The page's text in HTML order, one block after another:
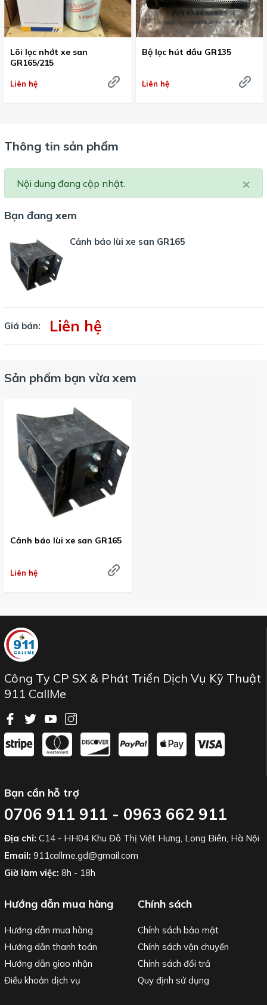
Lõi lọc nhớt xe san
GR165/215
Liên hệ
Bộ lọc hút dầu GR135
Liên hệ
Thông tin sản phẩm
×
Nội dung đang cập nhật.
Bạn đang xem
Cảnh báo lùi xe san GR165
Giá bán: Liên hệ
Sản phẩm bạn vừa xem
Cảnh báo lùi xe san GR165
Liên hệ
Công Ty CP SX & Phát Triển Dịch Vụ Kỹ Thuật
911 CallMe
Bạn cần hỗ trợ
0706 911 911 - 0963 662 911
Địa chỉ: C14 - HH04 Khu Đô Thị Việt Hưng, Long Biên, Hà Nội
Email: 911callme.gd@gmail.com
Giờ làm việc: 8h - 18h
Hướng dẫn mua hàng
Hướng dẫn mua hàng
Hướng dẫn thanh toán
Hướng dẫn giao nhận
Điều khoản dịch vụ
Chính sách
Chính sách bảo mật
Chính sách vận chuyển
Chính sách đổi trả
Quy định sử dụng